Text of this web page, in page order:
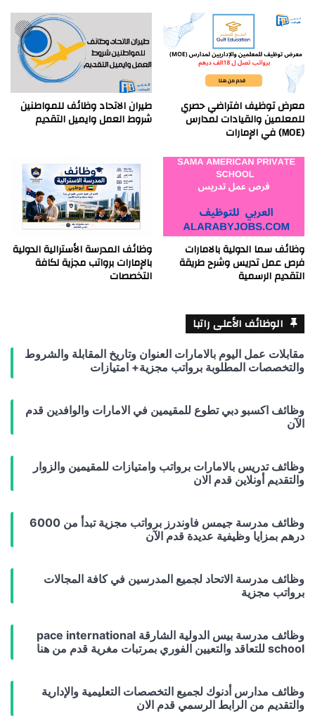
معرض توظيف افتراضي حصري
للمعلمين والقيادات لمدارس
(MOE) في الإمارات
طيران الاتحاد وظائف للمواطنين
شروط العمل وايميل التقديم
وظائف سما الدولية بالامارات
فرص عمل تدريس وشرح طريقة
التقديم الرسمية
وظائف المدرسة الأسترالية الدولية
بالإمارات برواتب مجزية لكافة
التخصصات
الوظائف الأعلى راتبا
مقابلات عمل اليوم بالامارات العنوان وتاريخ المقابلة والشروط
والتخصصات المطلوبة برواتب مجزية+ امتيازات
وظائف اكسبو دبي تطوع للمقيمين في الامارات والوافدين قدم
الآن
وظائف تدريس بالامارات برواتب وامتيازات للمقيمين والزوار
والتقديم أونلاين قدم الان
وظائف مدرسة جيمس فاوندرز برواتب مجزية تبدأ من 6000
درهم بمزايا وظيفية عديدة قدم الآن
وظائف مدرسة الاتحاد لجميع المدرسين في كافة المجالات
برواتب مجزية
وظائف مدرسة بيس الدولية الشارقة pace international
school للتعاقد والتعيين الفوري بمرتبات مغرية قدم من هنا
وظائف مدارس أدنوك لجميع التخصصات التعليمية والإدارية
والتقديم من الرابط الرسمي قدم الان